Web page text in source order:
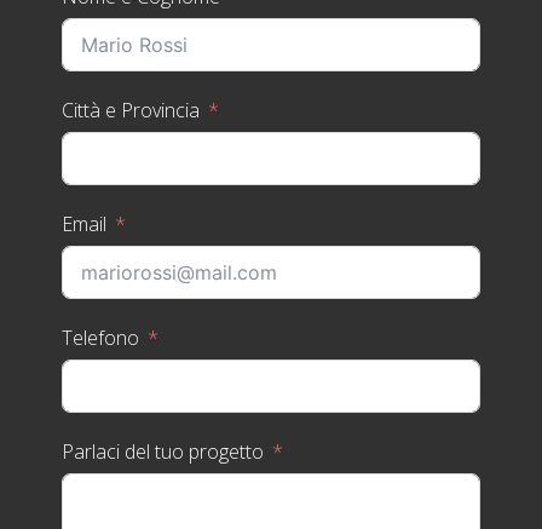
Città e Provincia
Email
Telefono
Parlaci del tuo progetto